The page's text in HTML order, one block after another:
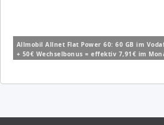
Allmobil Allnet Flat Power 60: 60 GB im
+ 50€ Wechselbonus = effektiv 7,91€ im